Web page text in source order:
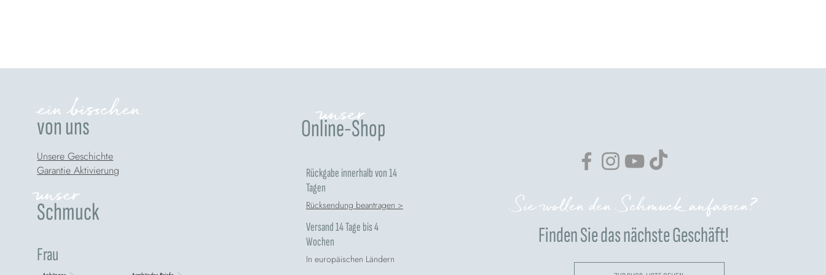
ein bisschen
von uns
Unsere Geschichte
Garantie Aktivierung
Schmuck
unser
Frau
unser
Online-Shop
Rückgabe innerhalb von 14
Tagen
Rücksendung beantragen >
Versand 14 Tage bis 4
Wochen
In europäischen Ländern
Sie wollen den Schmuck anfassen?
Finden Sie das nächste Geschäft!